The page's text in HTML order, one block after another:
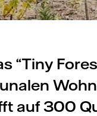
“Tiny
auf 300